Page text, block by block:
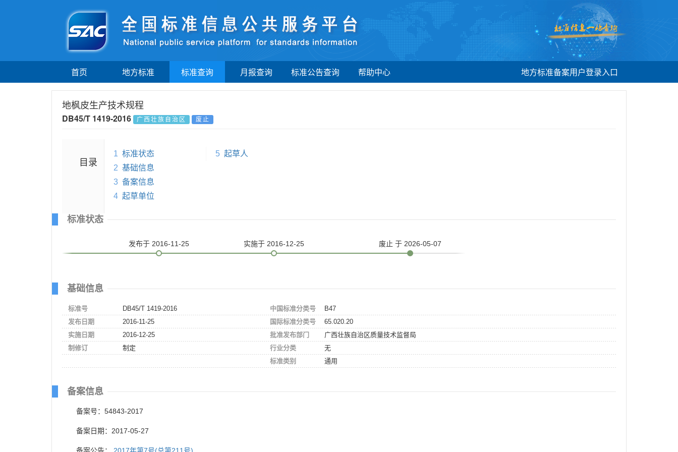
首页 地方标准 标准查询 月报查询 标准公告查询 帮助中心 地方标准备案用户登录入口
地枫皮生产技术规程
DB45/T 1419-2016 广西壮族自治区 废止
目录
1 标准状态
2 基础信息
3 备案信息
4 起草单位
5 起草人
标准状态
发布于 2016-11-25 实施于 2016-12-25 废止 于 2026-05-07
基础信息
标准号
DB45/T 1419-2016
发布日期
2016-11-25
实施日期
2016-12-25
制修订
制定
中国标准分类号
B47
国际标准分类号
65.020.20
批准发布部门
广西壮族自治区质量技术监督局
行业分类
无
标准类别
通用
备案信息
备案号：54843-2017
备案日期：2017-05-27